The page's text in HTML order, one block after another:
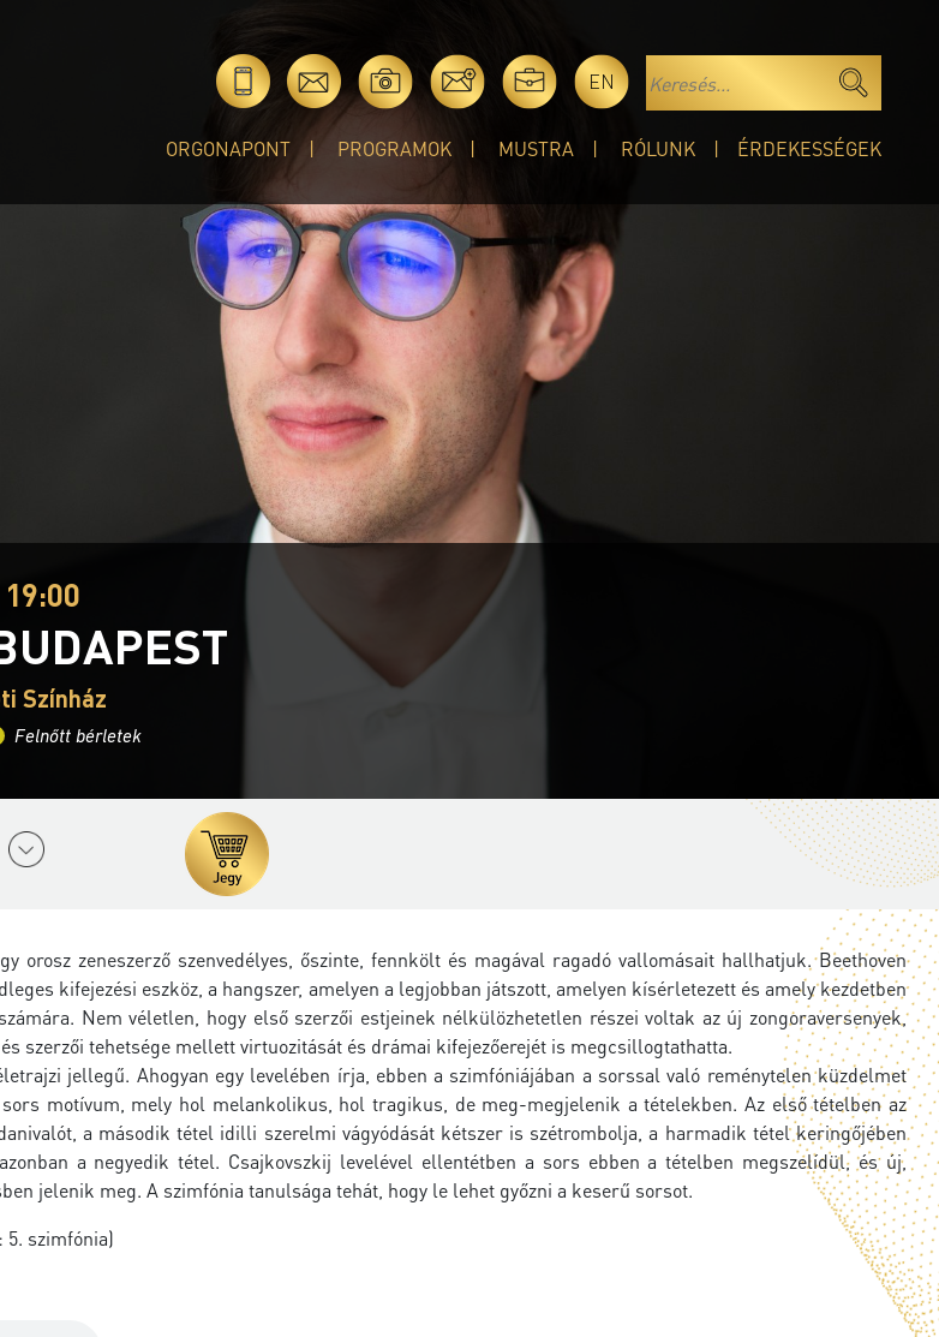
EN
ORGONAPONT PROGRAMOK MUSTRA RÓLUNK ÉRDEKESSÉGEK
Színház
Felnőtt bérletek
orosz zeneszerző szenvedélyes, őszinte, fennkölt és magával ragadó vallomásait hallhatjuk. Beethoven
kifejezési eszköz, a hangszer, amelyen a legjobban játszott, amelyen kísérletezett és amely kezdetben
Nem véletlen, hogy első szerzői estjeinek nélkülözhetetlen részei voltak az új zongoraversenyek,
szerzői tehetsége mellett virtuozitását és drámai kifejezőerejét is megcsillogtathatta.
jellegű. Ahogyan egy levelében írja, ebben a szimfóniájában a sorssal való reménytelen küzdelmet
motívum, mely hol melankolikus, hol tragikus, de meg-megjelenik a tételekben. Az első tételben az
a második tétel idilli szerelmi vágyódását kétszer is szétrombolja, a harmadik tétel keringőjében
a negyedik tétel. Csajkovszkij levelével ellentétben a sors ebben a tételben megszelídül, és új,
jelenik meg. A szimfónia tanulsága tehát, hogy le lehet győzni a keserű sorsot.
5. szimfónia)